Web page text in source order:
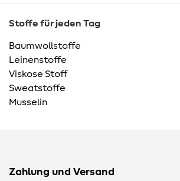
Stoffe für jeden Tag
Baumwollstoffe
Leinenstoffe
Viskose Stoff
Sweatstoffe
Musselin
Zahlung und Versand